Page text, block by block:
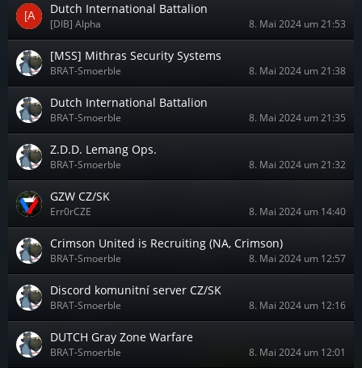
Dutch International Battalion
[DIB] Alpha 8. Mai 2024 um 21:53
[MSS] Mithras Security Systems
BRAT-Smoerble 8. Mai 2024 um 21:38
Dutch International Battalion
BRAT-Smoerble 8. Mai 2024 um 21:35
Z.D.D. Lemang Ops.
BRAT-Smoerble 8. Mai 2024 um 21:32
GZW CZ/SK
Err0rCZE 8. Mai 2024 um 14:40
Crimson United is Recruiting (NA, Crimson)
BRAT-Smoerble 8. Mai 2024 um 12:57
Discord komunitní server CZ/SK
BRAT-Smoerble 8. Mai 2024 um 12:16
DUTCH Gray Zone Warfare
BRAT-Smoerble 8. Mai 2024 um 12:01